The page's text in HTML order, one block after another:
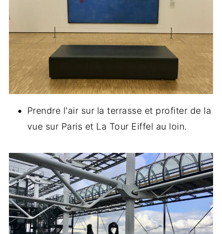
Prendre l'air sur la terrasse et profiter de la
vue sur Paris et La Tour Eiffel au loin.